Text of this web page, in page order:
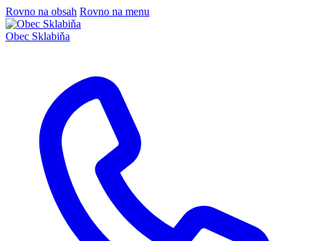
Rovno na obsah Rovno na menu
Obec Sklabiňa